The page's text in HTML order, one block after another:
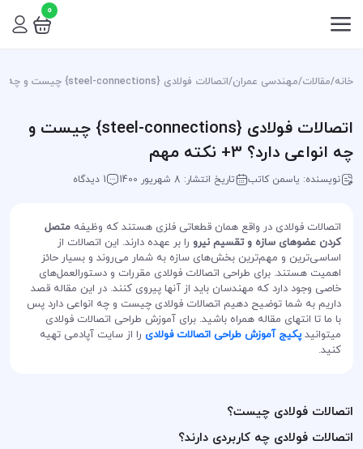
0
خانه/مقالات/مهندسی عمران/اتصالات فولادی {steel-connections} چیست و چه انواعی دارد؟ 3+ نکته مهم
اتصالات فولادی {steel-connections} چیست و
چه انواعی دارد؟ 3+ نکته مهم
نویسنده: یاسمن کاتب تاریخ انتشار: 8 شهریور 1400 1 دیدگاه
اتصالات فولادی در واقع همان قطعاتی فلزی هستند که وظیفه متصل
کردن عضو‌‌های سازه و تقسیم نیرو را بر عهده دارند. این اتصالات از
اساسی‌ترین و مهم‌ترین بخش‌های سازه به شمار می‌روند و بسیار حائز
اهمیت‌ هستند. برای طراحی اتصالات فولادی مقررات و دستورالعمل‌های
خاصی وجود دارد که مهندسان باید از آنها پیروی کنند. در این مقاله قصد
داریم به شما توضیح دهیم اتصالات فولادی چیست و چه انواعی دارد پس
با ما تا انتهای مقاله همراه باشید. برای آموزش طراحی اتصالات فولادی
میتوانیدپکیج آموزش طراحی اتصالات فولادی را از سایت آپادمی تهیه
کنید.
اتصالات فولادی چیست؟
اتصالات فولادی چه کاربردی دارند؟